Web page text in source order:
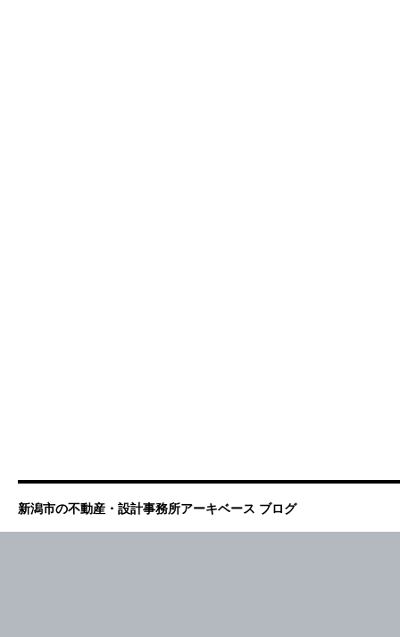
新潟市の不動産・設計事務所アーキベース ブログ